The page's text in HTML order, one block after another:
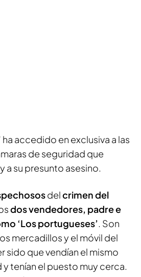
ha accedido en exclusiva a las
de seguridad que
a su presunto asesino.
delcrimen del
dos vendedores, padre e
‘Los portugueses’. Son
mercadillos y el móvil del
sido que vendían el mismo
tenían el puesto muy cerca.